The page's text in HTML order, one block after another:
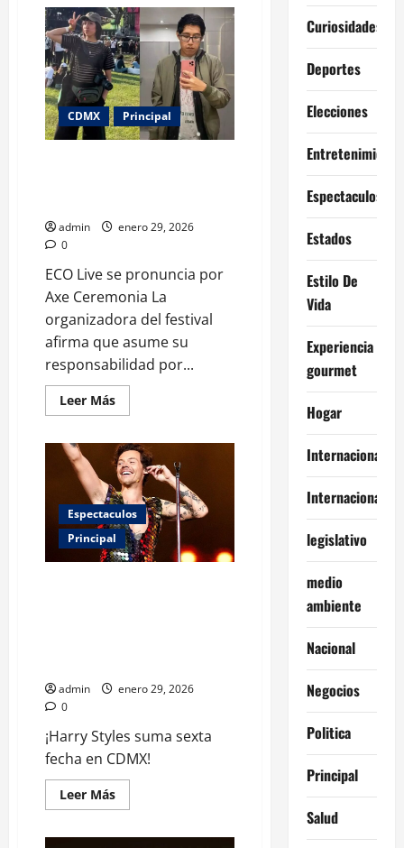
“No
interactúen
con
agitadores”:
nueva
directiva
para
agentes
del
ICE
en
CDMX Principal
admin
enero 29, 2026
0
ECO Live se pronuncia por
Axe Ceremonia La
organizadora del festival
afirma que asume su
responsabilidad por...
Leer MásLeer
más
ECO
Live
asume
responsabilidad
por
Axe
Ceremonia
y
promete
“plena
Espectaculos
Principal
admin
enero 29, 2026
0
¡Harry Styles suma sexta
fecha en CDMX!
Leer MásLeer
más
Curiosidades
Deportes
Elecciones
Entretenimiento
Espectaculos
Estados
Estilo De
Vida
Experiencia
gourmet
Hogar
Internacional
Internacionales
legislativo
medio
ambiente
Nacional
Negocios
Politica
Principal
Salud